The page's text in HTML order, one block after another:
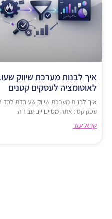
איך לבנות מערכת שיווק
לאוטומציה לעסקים קטנים
איך לבנות מערכת שיווק שעובדת
עסק קטן: אתה מסיים יום עבודה,
קרא עוד